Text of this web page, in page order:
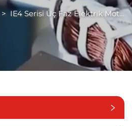
>IE4 Serisi Üç Faz Elektrik Motoru